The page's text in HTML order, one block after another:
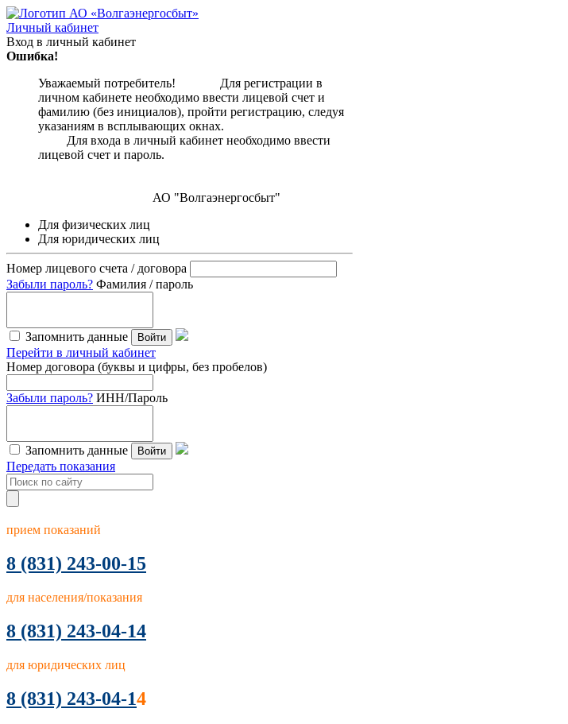
Личный кабинет
Вход в личный кабинет
Ошибка!
Уважаемый потребитель! Для регистрации в
личном кабинете необходимо ввести лицевой счет и
фамилию (без инициалов), пройти регистрацию, следуя
указаниям в всплывающих окнах.
Для входа в личный кабинет необходимо ввести
лицевой счет и пароль.
АО "Волгаэнергосбыт"
Для физических лиц
Для юридических лиц
Номер лицевого счета / договора
Забыли пароль? Фамилия / пароль
Запомнить данные Войти
Перейти в личный кабинет
Номер договора (буквы и цифры, без пробелов)
Забыли пароль? ИНН/Пароль
Запомнить данные Войти
Передать показания
прием показаний
8 (831) 243-00-15
для населения/показания
8 (831) 243-04-14
для юридических лиц
8 (831) 243-04-14